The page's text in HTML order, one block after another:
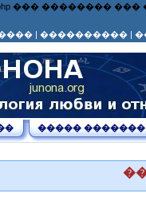
���
| ���������� |
����� �������